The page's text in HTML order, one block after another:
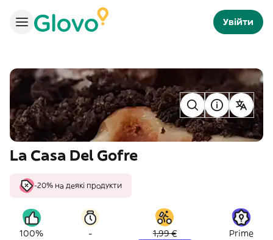
Увійти
La Casa Del Gofre
-20% на деякі продукти
100% - 1,99 € Prime